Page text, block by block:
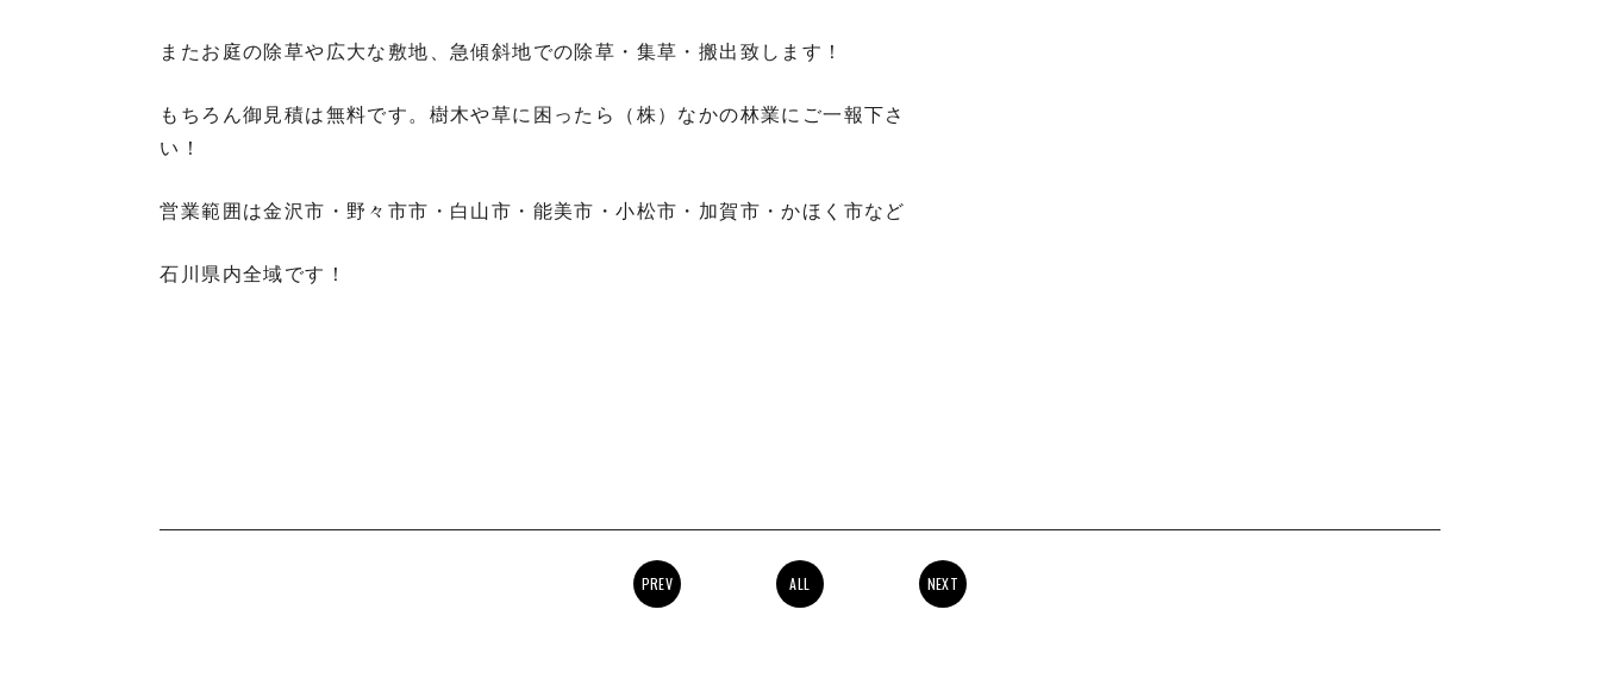
またお庭の除草や広大な敷地、急傾斜地での除草・集草・搬出致します！
もちろん御見積は無料です。樹木や草に困ったら（株）なかの林業にご一報下さ
い！
営業範囲は金沢市・野々市市・白山市・能美市・小松市・加賀市・かほく市など
石川県内全域です！
PREV ALL NEXT